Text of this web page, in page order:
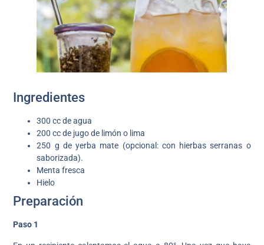
Ingredientes
300 cc de agua
200 cc de jugo de limón o lima
250 g de yerba mate (opcional: con hierbas serranas o
saborizada).
Menta fresca
Hielo
Preparación
Paso 1